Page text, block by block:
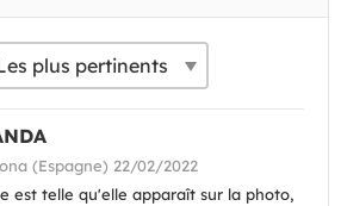
(Espagne) 22/02/2022
est telle qu'elle apparaît sur la photo,